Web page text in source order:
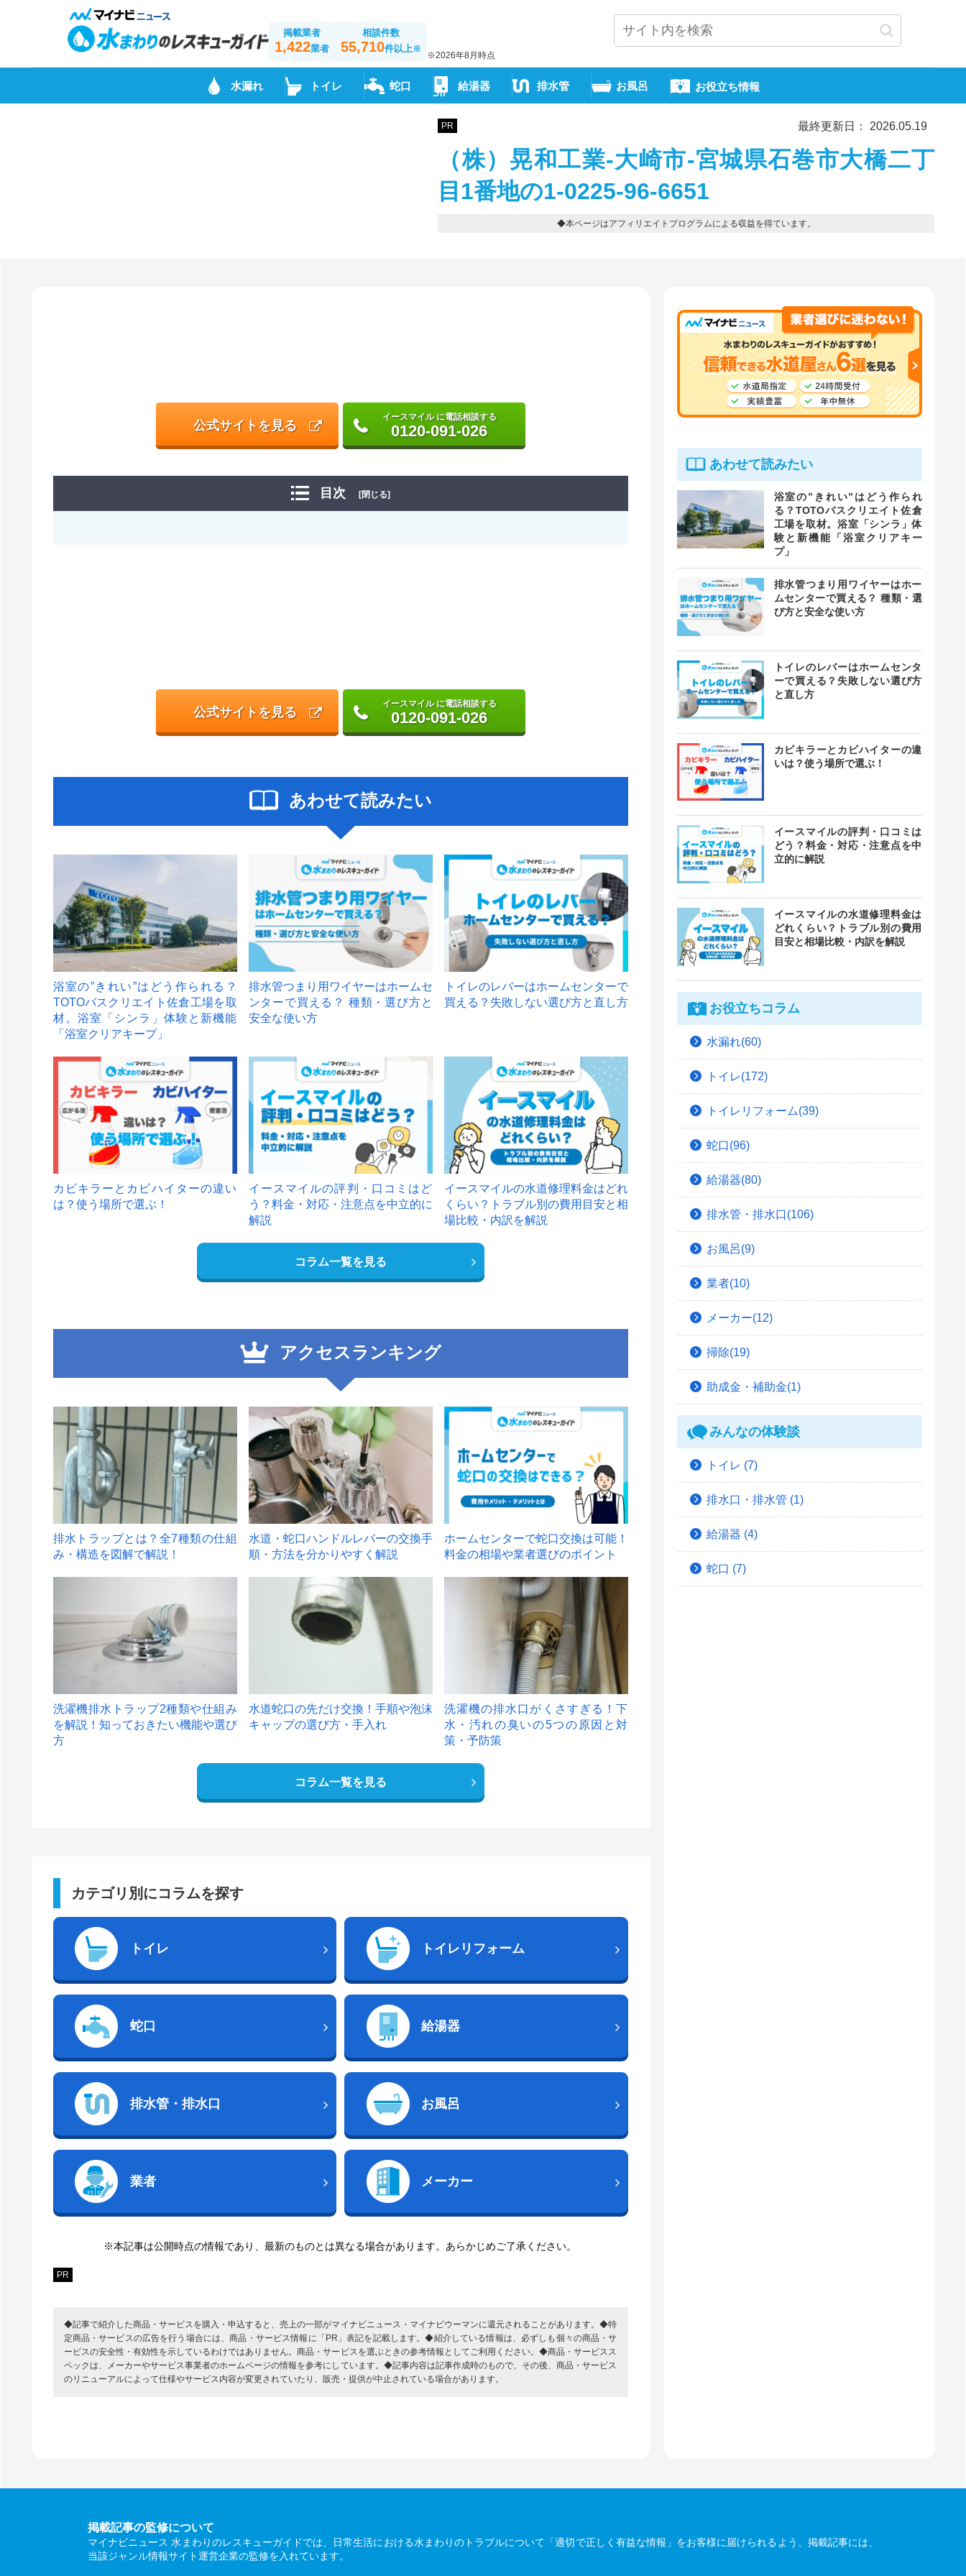
掲載業者
1,422業者
相談件数
55,710件以上※
※2026年8月時点
水漏れ トイレ 蛇口 給湯器 排水管 お風呂 お役立ち情報
PR 最終更新日： 2026.05.19
（株）晃和工業-大崎市-宮城県石巻市大橋二丁
目1番地の1-0225-96-6651
◆本ページはアフィリエイトプログラムによる収益を得ています。
公式サイトを見る
イースマイル に電話相談する
0120-091-026
目次 [閉じる]
公式サイトを見る
イースマイル に電話相談する
0120-091-026
あわせて読みたい
浴室の”きれい”はどう作られる？
TOTOバスクリエイト佐倉工場を取
材。浴室「シンラ」体験と新機能
「浴室クリアキープ」
排水管つまり用ワイヤーはホームセ
ンターで買える？ 種類・選び方と
安全な使い方
トイレのレバーはホームセンターで
買える？失敗しない選び方と直し方
カビキラーとカビハイターの違い
は？使う場所で選ぶ！
イースマイルの評判・口コミはど
う？料金・対応・注意点を中立的に
解説
イースマイルの水道修理料金はどれ
くらい？トラブル別の費用目安と相
場比較・内訳を解説
コラム一覧を見る
アクセスランキング
1
排水トラップとは？全7種類の仕組
み・構造を図解で解説！
2
水道・蛇口ハンドルレバーの交換手
順・方法を分かりやすく解説
ホームセンターで蛇口交換は可能！
料金の相場や業者選びのポイント
洗濯機排水トラップ2種類や仕組み
を解説！知っておきたい機能や選び
方
水道蛇口の先だけ交換！手順や泡沫
キャップの選び方・手入れ
洗濯機の排水口がくさすぎる！下
水・汚れの臭いの5つの原因と対
策・予防策
コラム一覧を見る
カテゴリ別にコラムを探す
トイレ トイレリフォーム
蛇口 給湯器
排水管・排水口 お風呂
業者 メーカー
※本記事は公開時点の情報であり、最新のものとは異なる場合があります。あらかじめご了承ください。
PR
◆記事で紹介した商品・サービスを購入・申込すると、売上の一部がマイナビニュース・マイナビウーマンに還元されることがあります。◆特
定商品・サービスの広告を行う場合には、商品・サービス情報に「PR」表記を記載します。◆紹介している情報は、必ずしも個々の商品・サ
ービスの安全性・有効性を示しているわけではありません。商品・サービスを選ぶときの参考情報としてご利用ください。◆商品・サービスス
ペックは、メーカーやサービス事業者のホームページの情報を参考にしています。◆記事内容は記事作成時のもので、その後、商品・サービス
のリニューアルによって仕様やサービス内容が変更されていたり、販売・提供が中止されている場合があります。
あわせて読みたい
浴室の”きれい”はどう作られ
る？TOTOバスクリエイト佐倉
工場を取材。浴室「シンラ」体
験と新機能「浴室クリアキー
プ」
排水管つまり用ワイヤーはホー
ムセンターで買える？ 種類・選
び方と安全な使い方
トイレのレバーはホームセンタ
ーで買える？失敗しない選び方
と直し方
カビキラーとカビハイターの違
いは？使う場所で選ぶ！
イースマイルの評判・口コミは
どう？料金・対応・注意点を中
立的に解説
イースマイルの水道修理料金は
どれくらい？トラブル別の費用
目安と相場比較・内訳を解説
お役立ちコラム
水漏れ(60)
トイレ(172)
トイレリフォーム(39)
蛇口(96)
給湯器(80)
排水管・排水口(106)
お風呂(9)
業者(10)
メーカー(12)
掃除(19)
助成金・補助金(1)
みんなの体験談
トイレ (7)
排水口・排水管 (1)
給湯器 (4)
蛇口 (7)
掲載記事の監修について
マイナビニュース 水まわりのレスキューガイドでは、日常生活における水まわりのトラブルについて「適切で正しく有益な情報」をお客様に届けられるよう、掲載記事には、
当該ジャンル情報サイト運営企業の監修を入れています。